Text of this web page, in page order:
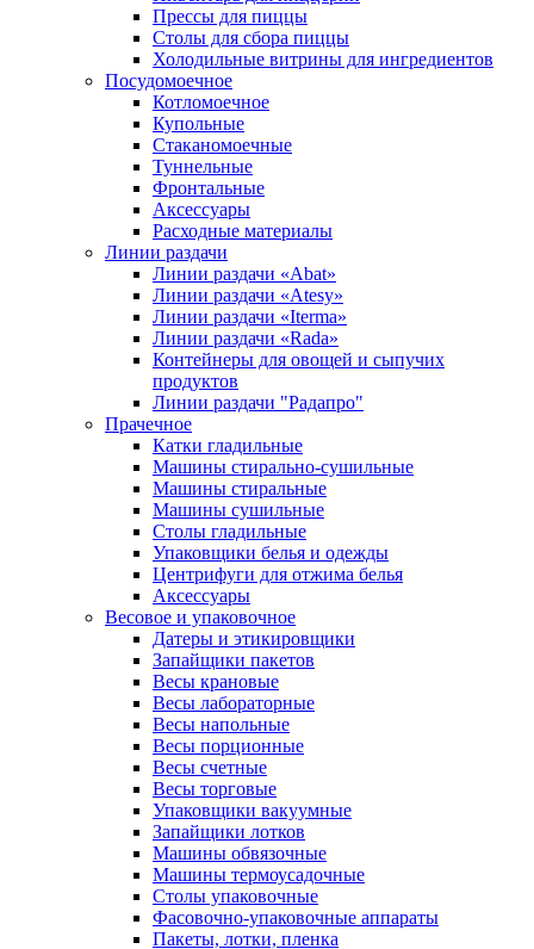
Прессы для пиццы
Столы для сбора пиццы
Холодильные витрины для ингредиентов
Посудомоечное
Котломоечное
Купольные
Стаканомоечные
Туннельные
Фронтальные
Аксессуары
Расходные материалы
Линии раздачи
Линии раздачи «Abat»
Линии раздачи «Atesy»
Линии раздачи «Iterma»
Линии раздачи «Rada»
Контейнеры для овощей и сыпучих
продуктов
Линии раздачи "Радапро"
Прачечное
Катки гладильные
Машины стирально-сушильные
Машины стиральные
Машины сушильные
Столы гладильные
Упаковщики белья и одежды
Центрифуги для отжима белья
Аксессуары
Весовое и упаковочное
Датеры и этикировщики
Запайщики пакетов
Весы крановые
Весы лабораторные
Весы напольные
Весы порционные
Весы счетные
Весы торговые
Упаковщики вакуумные
Запайщики лотков
Машины обвязочные
Машины термоусадочные
Столы упаковочные
Фасовочно-упаковочные аппараты
Пакеты, лотки, пленка